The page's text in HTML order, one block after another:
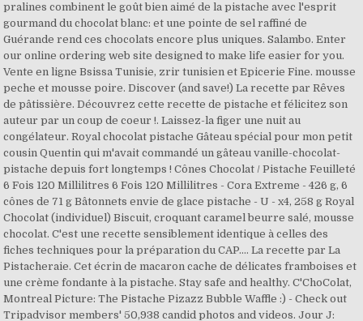
pralines combinent le goût bien aimé de la pistache avec l'esprit
gourmand du chocolat blanc: et une pointe de sel raffiné de
Guérande rend ces chocolats encore plus uniques. Salambo. Enter
our online ordering web site designed to make life easier for you.
Vente en ligne Bsissa Tunisie, zrir tunisien et Epicerie Fine. mousse
peche et mousse poire. Discover (and save!) La recette par Rêves
de pâtissière. Découvrez cette recette de pistache et félicitez son
auteur par un coup de coeur !. Laissez-la figer une nuit au
congélateur. Royal chocolat pistache Gâteau spécial pour mon petit
cousin Quentin qui m'avait commandé un gâteau vanille-chocolat-
pistache depuis fort longtemps ! Cônes Chocolat / Pistache Feuilleté
6 Fois 120 Millilitres 6 Fois 120 Millilitres - Cora Extreme - 426 g, 6
cônes de 71 g Bâtonnets envie de glace pistache - U - x4, 258 g Royal
Chocolat (individuel) Biscuit, croquant caramel beurre salé, mousse
chocolat. C'est une recette sensiblement identique à celles des
fiches techniques pour la préparation du CAP.... La recette par La
Pistacheraie. Cet écrin de macaron cache de délicates framboises et
une crème fondante à la pistache. Stay safe and healthy. C'ChoColat,
Montreal Picture: The Pistache Pizazz Bubble Waffle :) - Check out
Tripadvisor members' 50,938 candid photos and videos. Jour J: